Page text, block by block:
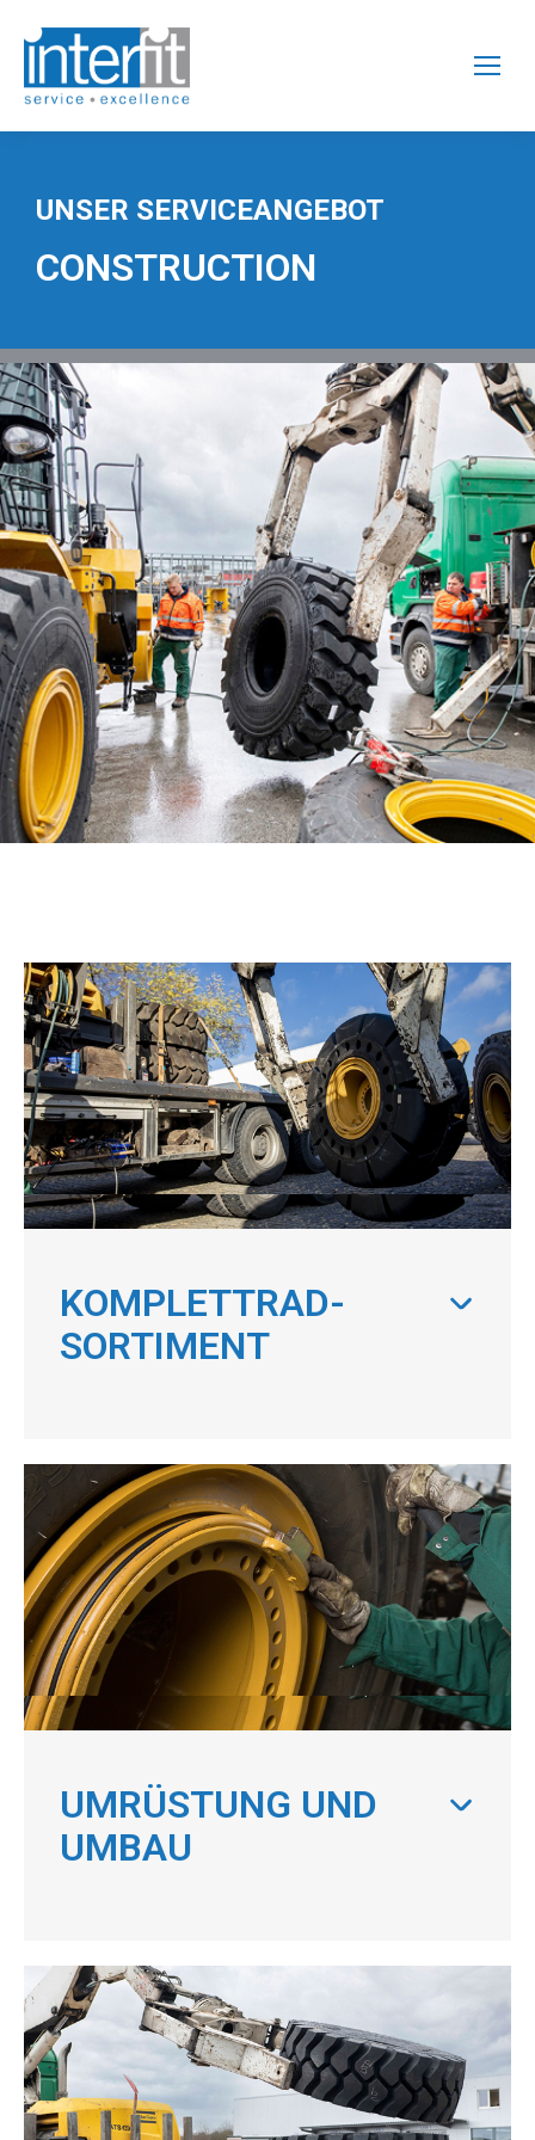
UNSER SERVICEANGEBOT
CONSTRUCTION
KOMPLETTRAD-
SORTIMENT
UMRÜSTUNG UND
UMBAU